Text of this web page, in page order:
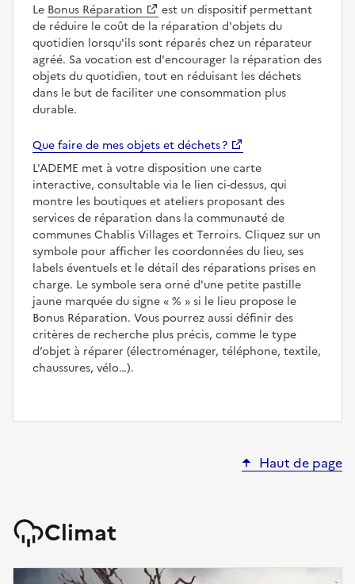
Le Bonus Réparation
est un dispositif permettant
de réduire le coût de la réparation d'objets du
quotidien lorsqu'ils sont réparés chez un réparateur
agréé. Sa vocation est d'encourager la réparation des
objets du quotidien, tout en réduisant les déchets
dans le but de faciliter une consommation plus
durable.
Que faire de mes objets et déchets ?
L'ADEME met à votre disposition une carte
interactive, consultable via le lien ci-dessus, qui
montre les boutiques et ateliers proposant des
services de réparation dans la communauté de
communes Chablis Villages et Terroirs. Cliquez sur un
symbole pour afficher les coordonnées du lieu, ses
labels éventuels et le détail des réparations prises en
charge. Le symbole sera orné d'une petite pastille
jaune marquée du signe
%
si le lieu propose le
Bonus Réparation. Vous pourrez aussi définir des
critères de recherche plus précis, comme le type
d’objet à réparer (électroménager, téléphone, textile,
chaussures, vélo…).
Haut de page
Climat